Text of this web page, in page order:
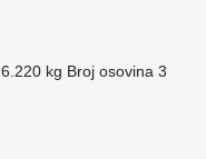
6.220 kg Broj osovina 3